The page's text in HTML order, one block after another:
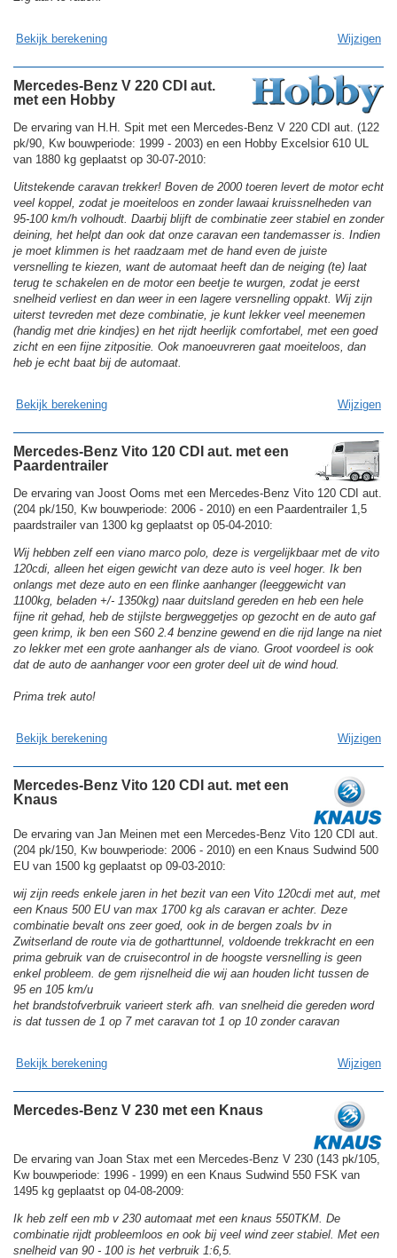
Bekijk berekening Wijzigen
Mercedes-Benz V 220 CDI aut.
met een Hobby
De ervaring van H.H. Spit met een Mercedes-Benz V 220 CDI aut. (122
pk/90, Kw bouwperiode: 1999 - 2003) en een Hobby Excelsior 610 UL
van 1880 kg geplaatst op 30-07-2010:
Uitstekende caravan trekker! Boven de 2000 toeren levert de motor echt
veel koppel, zodat je moeiteloos en zonder lawaai kruissnelheden van
95-100 km/h volhoudt. Daarbij blijft de combinatie zeer stabiel en zonder
deining, het helpt dan ook dat onze caravan een tandemasser is. Indien
je moet klimmen is het raadzaam met de hand even de juiste
versnelling te kiezen, want de automaat heeft dan de neiging (te) laat
terug te schakelen en de motor een beetje te wurgen, zodat je eerst
snelheid verliest en dan weer in een lagere versnelling oppakt. Wij zijn
uiterst tevreden met deze combinatie, je kunt lekker veel meenemen
(handig met drie kindjes) en het rijdt heerlijk comfortabel, met een goed
zicht en een fijne zitpositie. Ook manoeuvreren gaat moeiteloos, dan
heb je echt baat bij de automaat.
Bekijk berekening Wijzigen
Mercedes-Benz Vito 120 CDI aut. met een
Paardentrailer
De ervaring van Joost Ooms met een Mercedes-Benz Vito 120 CDI aut.
(204 pk/150, Kw bouwperiode: 2006 - 2010) en een Paardentrailer 1,5
paardstrailer van 1300 kg geplaatst op 05-04-2010:
Wij hebben zelf een viano marco polo, deze is vergelijkbaar met de vito
120cdi, alleen het eigen gewicht van deze auto is veel hoger. Ik ben
onlangs met deze auto en een flinke aanhanger (leeggewicht van
1100kg, beladen +/- 1350kg) naar duitsland gereden en heb een hele
fijne rit gehad, heb de stijlste bergweggetjes op gezocht en de auto gaf
geen krimp, ik ben een S60 2.4 benzine gewend en die rijd lange na niet
zo lekker met een grote aanhanger als de viano. Groot voordeel is ook
dat de auto de aanhanger voor een groter deel uit de wind houd.
Prima trek auto!
Bekijk berekening Wijzigen
Mercedes-Benz Vito 120 CDI aut. met een
Knaus
De ervaring van Jan Meinen met een Mercedes-Benz Vito 120 CDI aut.
(204 pk/150, Kw bouwperiode: 2006 - 2010) en een Knaus Sudwind 500
EU van 1500 kg geplaatst op 09-03-2010:
wij zijn reeds enkele jaren in het bezit van een Vito 120cdi met aut, met
een Knaus 500 EU van max 1700 kg als caravan er achter. Deze
combinatie bevalt ons zeer goed, ook in de bergen zoals bv in
Zwitserland de route via de gotharttunnel, voldoende trekkracht en een
prima gebruik van de cruisecontrol in de hoogste versnelling is geen
enkel probleem. de gem rijsnelheid die wij aan houden licht tussen de
95 en 105 km/u
het brandstofverbruik varieert sterk afh. van snelheid die gereden word
is dat tussen de 1 op 7 met caravan tot 1 op 10 zonder caravan
Bekijk berekening Wijzigen
Mercedes-Benz V 230 met een Knaus
De ervaring van Joan Stax met een Mercedes-Benz V 230 (143 pk/105,
Kw bouwperiode: 1996 - 1999) en een Knaus Sudwind 550 FSK van
1495 kg geplaatst op 04-08-2009:
Ik heb zelf een mb v 230 automaat met een knaus 550TKM. De
combinatie rijdt probleemloos en ook bij veel wind zeer stabiel. Met een
snelheid van 90 - 100 is het verbruik 1:6,5.